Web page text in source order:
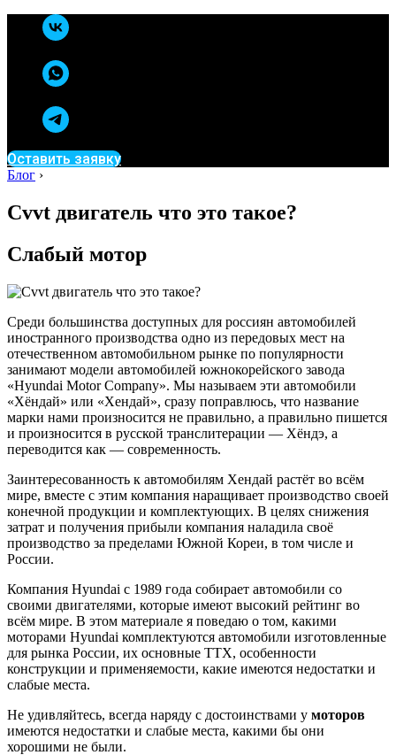
Оставить заявку
Блог ›
Cvvt двигатель что это такое?
Слабый мотор
Среди большинства доступных для россиян автомобилей
иностранного производства одно из передовых мест на
отечественном автомобильном рынке по популярности
занимают модели автомобилей южнокорейского завода
«Hyundai Motor Company». Мы называем эти автомобили
«Хёндай» или «Хендай», сразу поправлюсь, что название
марки нами произносится не правильно, а правильно пишется
и произносится в русской транслитерации — Хёндэ, а
переводится как — современность.
Заинтересованность к автомобилям Хендай растёт во всём
мире, вместе с этим компания наращивает производство своей
конечной продукции и комплектующих. В целях снижения
затрат и получения прибыли компания наладила своё
производство за пределами Южной Кореи, в том числе и
России.
Компания Hyundai с 1989 года собирает автомобили со
своими двигателями, которые имеют высокий рейтинг во
всём мире. В этом материале я поведаю о том, какими
моторами Hyundai комплектуются автомобили изготовленные
для рынка России, их основные ТТХ, особенности
конструкции и применяемости, какие имеются недостатки и
слабые места.
Не удивляйтесь, всегда наряду с достоинствами у моторов
имеются недостатки и слабые места, какими бы они
хорошими не были.